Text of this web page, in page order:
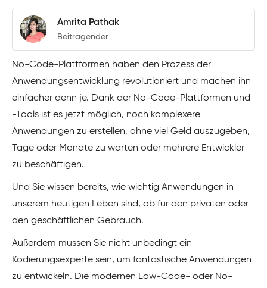
Amrita Pathak
Beitragender
No-Code-Plattformen haben den Prozess der
Anwendungsentwicklung revolutioniert und machen ihn
einfacher denn je. Dank der No-Code-Plattformen und
-Tools ist es jetzt möglich, noch komplexere
Anwendungen zu erstellen, ohne viel Geld auszugeben,
Tage oder Monate zu warten oder mehrere Entwickler
zu beschäftigen.
Und Sie wissen bereits, wie wichtig Anwendungen in
unserem heutigen Leben sind, ob für den privaten oder
den geschäftlichen Gebrauch.
Außerdem müssen Sie nicht unbedingt ein
Kodierungsexperte sein, um fantastische Anwendungen
zu entwickeln. Die modernen Low-Code- oder No-